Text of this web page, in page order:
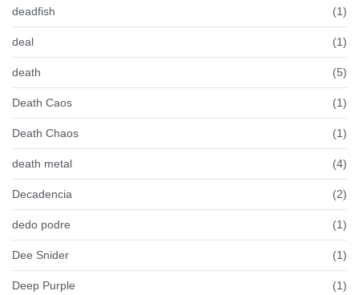
deadfish (1)
deal (1)
death (5)
Death Caos (1)
Death Chaos (1)
death metal (4)
Decadencia (2)
dedo podre (1)
Dee Snider (1)
Deep Purple (1)